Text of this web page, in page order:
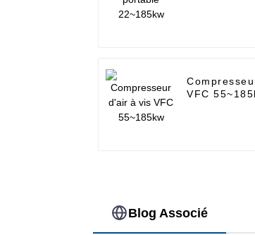
VFC
Blog Associé